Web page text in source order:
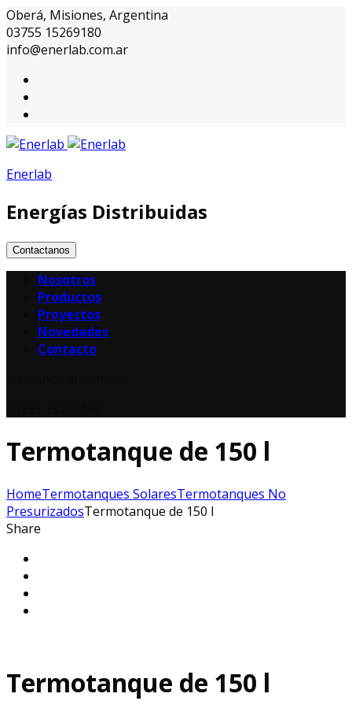
Oberá, Misiones, Argentina
03755 15269180
info@enerlab.com.ar
Enerlab
Energías Distribuidas
Contactanos
Nosotros
Productos
Proyectos
Novedades
Contacto
Termotanque de 150 l
HomeTermotanques SolaresTermotanques No
PresurizadosTermotanque de 150 l
Share
Termotanque de 150 l